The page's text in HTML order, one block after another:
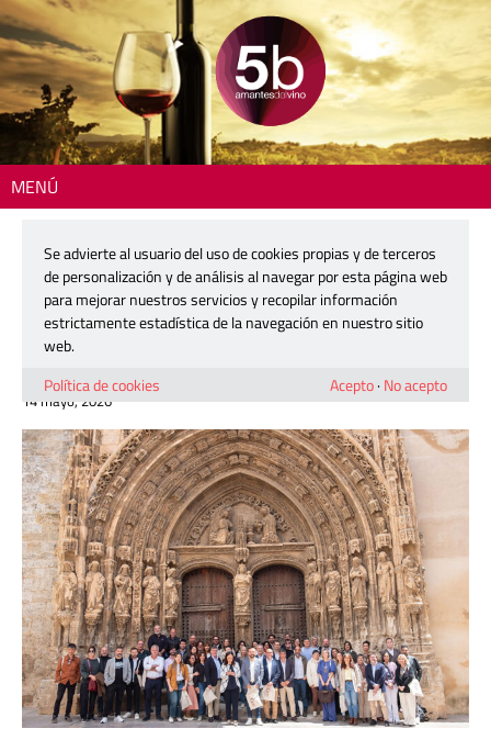
MENÚ
Requena, Ciudad Española del Vino 2026
ACEVIN celebra su XXXIII Asamblea
General en Requena, Ciudad Española
del Vino 2026
14 mayo, 2026
Se advierte al usuario del uso de cookies propias y de terceros
de personalización y de análisis al navegar por esta página web
para mejorar nuestros servicios y recopilar información
estrictamente estadística de la navegación en nuestro sitio
web.
Política de cookies
Acepto· No acepto